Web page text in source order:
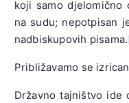
koji samo djelomično
na sudu; nepotpisan
nadbiskupovih pisama.
Približavamo se
Državno tajništvo